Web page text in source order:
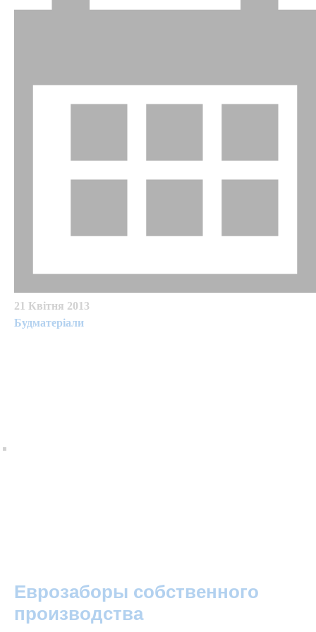
21 Квітня 2013
Будматеріали
Еврозаборы собственного
производства